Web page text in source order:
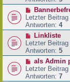
Letzter
Antworten: 4
Linkliste
Letzter
Antworten: 5
als Admin
Letzter
Antworten: 7